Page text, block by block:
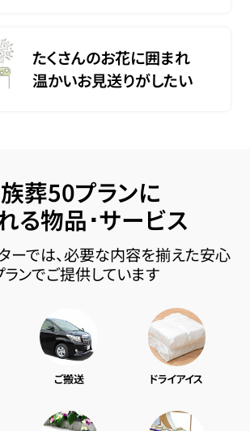
たくさんのお花に囲まれ
温かいお見送りがしたい
葬50プランに
る物品･サービス
ーでは、必要な内容を揃えた安心
ンでご提供しています
ご搬送 ドライアイス